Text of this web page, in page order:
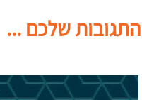
התגובות שלכם ...